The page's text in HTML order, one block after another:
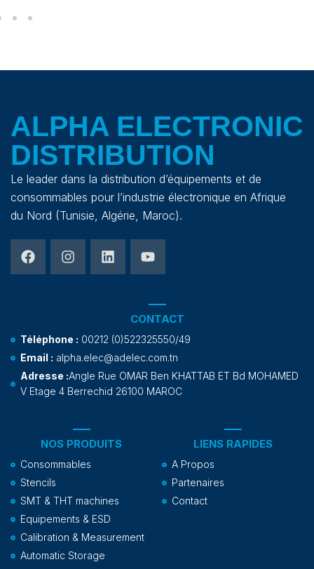
ALPHA ELECTRONIC
DISTRIBUTION
Le leader dans la distribution d’équipements et de
consommables pour l’industrie électronique en Afrique
du Nord (Tunisie, Algérie, Maroc).
NOS PRODUITS
Consommables
Stencils
SMT & THT machines
Equipements & ESD
Calibration & Measurement
Automatic Storage
LIENS RAPIDES
A Propos
Partenaires
Contact
CONTACT
Téléphone : 00212 (0)522325550/49
Email : alpha.elec@adelec.com.tn
Adresse :Angle Rue OMAR Ben KHATTAB ET Bd MOHAMED
V Etage 4 Berrechid 26100 MAROC